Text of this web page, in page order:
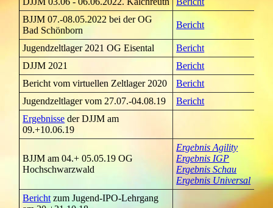
BJJM 07.-08.05.2022 bei der OG
Bad Schönborn
Bericht
Jugendzeltlager 2021 OG Eisental
Bericht
DJJM 2021
Bericht
Bericht vom virtuellen Zeltlager 2020
Bericht
Jugendzeltlager vom 27.07.-04.08.19
Bericht
Ergebnisse der DJJM am
09.+10.06.19
BJJM am 04.+ 05.05.19 OG
Hochschwarzwald
Ergebnis Agility
Ergebnis IGP
Ergebnis Schau
Ergebnis Universal
Bericht zum Jugend-IPO-Lehrgang